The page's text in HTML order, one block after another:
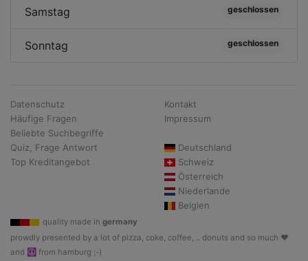
Samstag geschlossen
Sonntag geschlossen
Datenschutz
Häufige Fragen
Beliebte Suchbegriffe
Quiz, Frage Antwort
Top Kreditangebot
Kontakt
Impressum
Deutschland
Schweiz
Österreich
Niederlande
Belgien
quality made in germany
prowdly presented by a lot of pizza, coke, coffee, .. donuts and so much ♥
and ☮ from hamburg ;-)